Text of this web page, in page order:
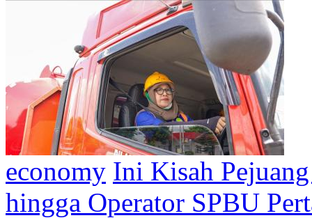
economy Ini Kisah
hingga Operator SPBU